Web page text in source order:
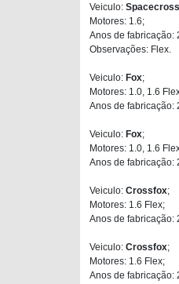
Veiculo: Spacecross
Motores: 1.6;
Anos de fabricação:
Observações: Flex.
Veiculo: Fox;
Motores: 1.0, 1.6
Anos de fabricação:
Veiculo: Fox;
Motores: 1.0, 1.6
Anos de fabricação:
Veiculo: Crossfox;
Motores: 1.6 Flex;
Anos de fabricação:
Veiculo: Crossfox;
Motores: 1.6 Flex;
Anos de fabricação: